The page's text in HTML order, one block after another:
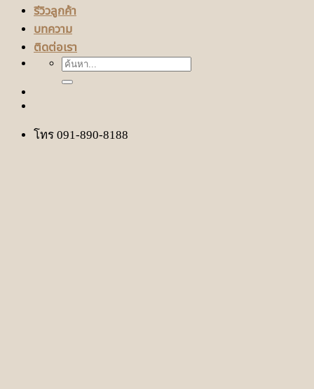
รีวิวลูกค้า
บทความ
ติดต่อเรา
ค้นหา:
โทร 091-890-8188